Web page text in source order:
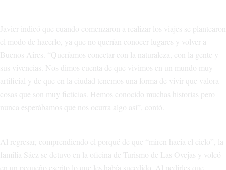
Javier indicó que cuando comenzaron a realizar los viajes se plantearon
el modo de hacerlo, ya que no querían conocer lugares y volver a
Buenos Aires. “Queríamos conectar con la naturaleza, con la gente y
sus vivencias. Nos dimos cuenta de que vivimos en un mundo muy
artificial y de que en la ciudad tenemos una forma de vivir que valora
cosas que son muy ficticias. Hemos conocido muchas historias pero
nunca esperábamos que nos ocurra algo así”, contó.
Al regresar, comprendiendo el porqué de que “miren hacia el cielo”, la
familia Sáez se detuvo en la oficina de Turismo de Las Ovejas y volcó